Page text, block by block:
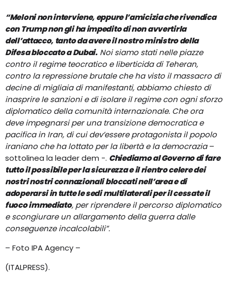
“Meloni non interviene, eppure l’amicizia che rivendica
con Trump non gli ha impedito di non avvertirla
dell’attacco, tanto da avere il nostro ministro della
Difesa bloccato a Dubai.Noi siamo stati nelle piazze
contro il regime teocratico e liberticida di Teheran,
contro la repressione brutale che ha visto il massacro di
decine di migliaia di manifestanti, abbiamo chiesto di
inasprire le sanzioni e di isolare il regime con ogni sforzo
diplomatico della comunità internazionale. Che ora
deve impegnarsi per una transizione democratica e
pacifica in Iran, di cui dev’essere protagonista il popolo
iraniano che ha lottato per la libertà e la democrazia–
sottolinea la leader dem -. Chiediamo al Governo di fare
tutto il possibile per la sicurezza e il rientro celere dei
nostri nostri connazionali bloccati nell’area e di
adoperarsi in tutte le sedi multilaterali per il cessate il
fuoco immediato, per riprendere il percorso diplomatico
e scongiurare un allargamento della guerra dalle
conseguenze incalcolabili”.
– Foto IPA Agency –
(ITALPRESS).